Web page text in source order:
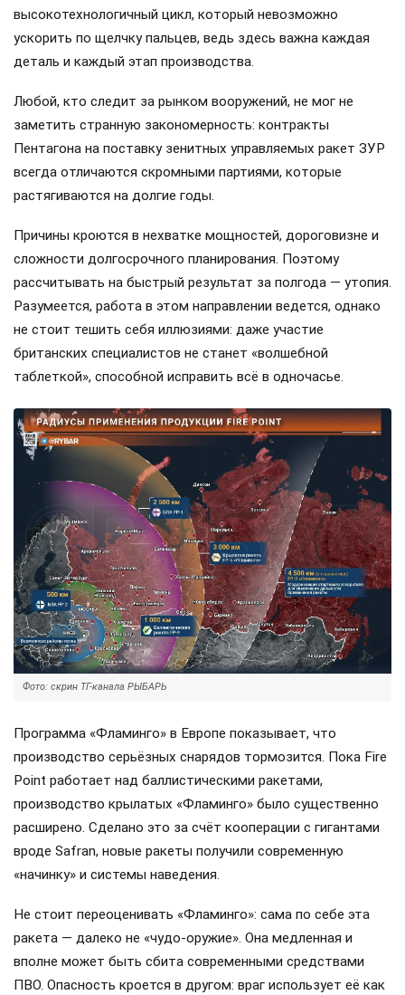
высокотехнологичный цикл, который невозможно
ускорить по щелчку пальцев, ведь здесь важна каждая
деталь и каждый этап производства.
Любой, кто следит за рынком вооружений, не мог не
заметить странную закономерность: контракты
Пентагона на поставку зенитных управляемых ракет ЗУР
всегда отличаются скромными партиями, которые
растягиваются на долгие годы.
Причины кроются в нехватке мощностей, дороговизне и
сложности долгосрочного планирования. Поэтому
рассчитывать на быстрый результат за полгода — утопия.
Разумеется, работа в этом направлении ведется, однако
не стоит тешить себя иллюзиями: даже участие
британских специалистов не станет «волшебной
таблеткой», способной исправить всё в одночасье.
Фото: скрин ТГ-канала РЫБАРЬ
Программа «Фламинго» в Европе показывает, что
производство серьёзных снарядов тормозится. Пока Fire
Point работает над баллистическими ракетами,
производство крылатых «Фламинго» было существенно
расширено. Сделано это за счёт кооперации с гигантами
вроде Safran, новые ракеты получили современную
«начинку» и системы наведения.
Не стоит переоценивать «Фламинго»: сама по себе эта
ракета — далеко не «чудо-оружие». Она медленная и
вполне может быть сбита современными средствами
ПВО. Опасность кроется в другом: враг использует её как